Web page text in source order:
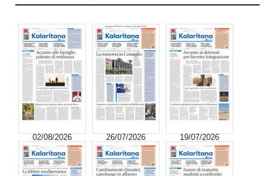
02/08/2026 26/07/2026 19/07/2026